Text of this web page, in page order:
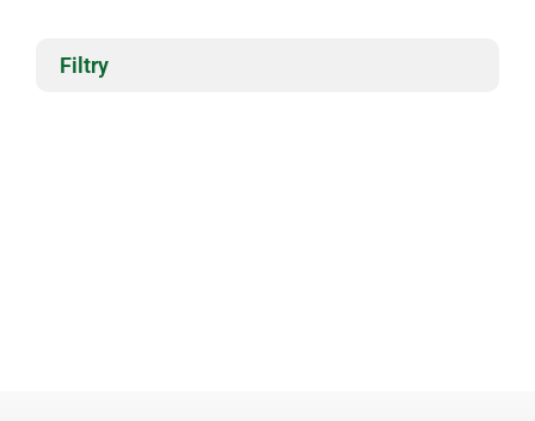
Filtry